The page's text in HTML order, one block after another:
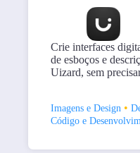
Crie interfaces
de esboços e
Uizard, sem
Imagens e Design •
Código e